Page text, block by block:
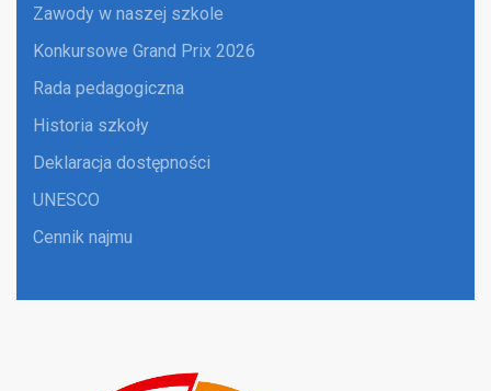
Zawody w naszej szkole
Konkursowe Grand Prix 2026
Rada pedagogiczna
Historia szkoły
Deklaracja dostępności
UNESCO
Cennik najmu